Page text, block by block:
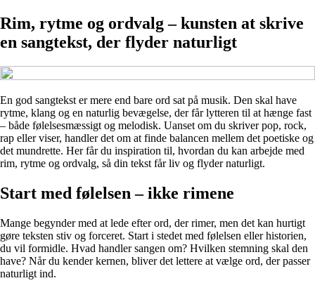
Rim, rytme og ordvalg – kunsten at skrive
en sangtekst, der flyder naturligt
En god sangtekst er mere end bare ord sat på musik. Den skal have
rytme, klang og en naturlig bevægelse, der får lytteren til at hænge fast
– både følelsesmæssigt og melodisk. Uanset om du skriver pop, rock,
rap eller viser, handler det om at finde balancen mellem det poetiske og
det mundrette. Her får du inspiration til, hvordan du kan arbejde med
rim, rytme og ordvalg, så din tekst får liv og flyder naturligt.
Start med følelsen – ikke rimene
Mange begynder med at lede efter ord, der rimer, men det kan hurtigt
gøre teksten stiv og forceret. Start i stedet med følelsen eller historien,
du vil formidle. Hvad handler sangen om? Hvilken stemning skal den
have? Når du kender kernen, bliver det lettere at vælge ord, der passer
naturligt ind.